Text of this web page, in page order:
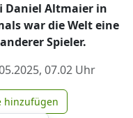
Daniel Altmaier in
war die Welt eine
Spieler.
07.02 Uhr
zu Google
hinzufügen